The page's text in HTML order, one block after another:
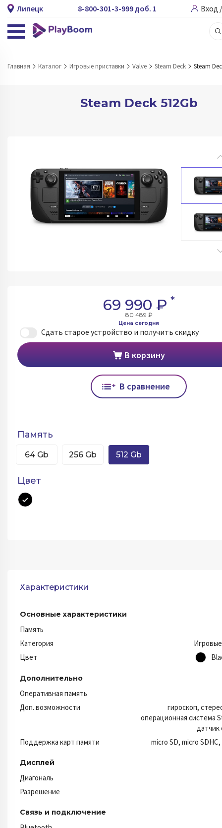
Липецк 8-800-301-3-999 доб. 1 Вход
Главная Каталог Игровые приставки Valve Steam Deck Steam
Steam Deck 512Gb
Память
64 Gb 256 Gb 512 Gb
Цвет
69 990 ₽ *
80 489 ₽
Цена сегодня
Сдать старое устройство и получить скидку
В корзину
В сравнение
Характеристики
Основные характеристики
Память
Категория
Цвет
Дополнительно
Оперативная память
Доп. возможности
гироскоп,
операционная система
Поддержка карт памяти
micro SD, micro
Дисплей
Диагональ
Разрешение
Связь и подключение